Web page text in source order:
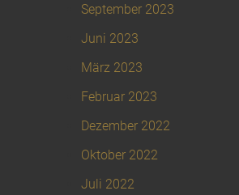
September 2023
Juni 2023
März 2023
Februar 2023
Dezember 2022
Oktober 2022
Juli 2022